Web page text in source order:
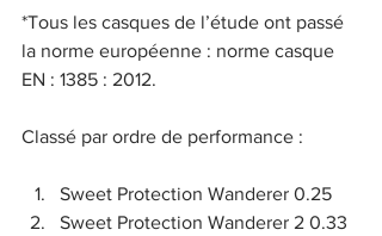
*Tous les casques de l’étude ont passé
la norme européenne : norme casque
EN : 1385 : 2012.
Classé par ordre de performance :
Sweet Protection Wanderer 0.25
Sweet Protection Wanderer 2 0.33